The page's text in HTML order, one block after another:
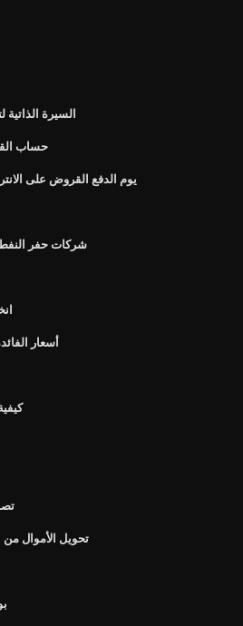
السيرة
حساب
يوم الدفع القروض على
شركات حفر النفط
أسعار
تحويل الأموال